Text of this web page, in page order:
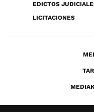
EDICTOS
LICITACIONES